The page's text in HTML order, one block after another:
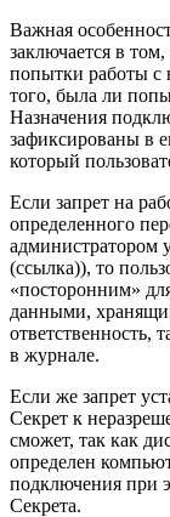
Важная
заключается в
попытки работы с
того, была ли
Назначения
зафиксированы в
который
Если запрет на
определенного
администратором
(ссылка)), то
«посторонним»
данными,
ответственность,
в журнале.
Если же запрет
Секрет к
сможет, так как
определен
подключения при
Секрета.